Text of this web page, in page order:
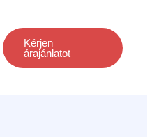
Kérjen
árajánlatot